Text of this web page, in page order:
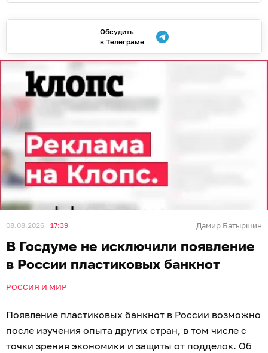
Обсудить
в Телеграме
08.08.2026 17:39 Дамир Батыршин
В Госдуме не исключили появление
в России пластиковых банкнот
РОССИЯ И МИР
Появление пластиковых банкнот в России возможно
после изучения опыта других стран, в том числе с
точки зрения экономики и защиты от подделок. Об